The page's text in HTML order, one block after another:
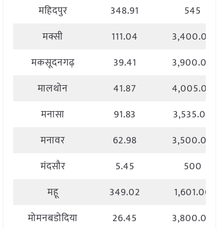
महिदपुर
348.91
545
मक्सी
111.04
3,400.00
मकसूदनगढ़
39.41
3,900.00
मालथोन
41.87
4,005.00
मनासा
91.83
3,535.00
मनावर
62.98
3,500.00
मंदसौर
5.45
500
महू
349.02
1,601.00
मोमनबडोदिया
26.45
3,800.00